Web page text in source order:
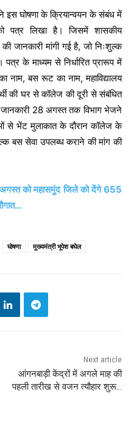
ने इस घोषणा के क्रियान्वयन के संबंध में
पत्र लिखा है। जिसमें शासकीय
की जानकारी मांगी गई है, जो निःशुल्क
के माध्यम से निर्धारित प्रारूप में
नाम, बस रूट का नाम, महाविद्यालय
की घर से कॉलेज की दूरी से संबंधित
जानकारी 28 अगस्त तक विभाग भेजने
से भेंट मुलाकात के दौरान कॉलेज के
बस सेवा उपलब्ध कराने की मांग की
को महासमुंद जिले को देंगे 655
घोषणा मुख्यमंत्री भूपेश बघेल
Next article
आंगनबाड़ी केंद्रों में अगले माह की
पहली तारीख से वजन त्यौहार शुरू…